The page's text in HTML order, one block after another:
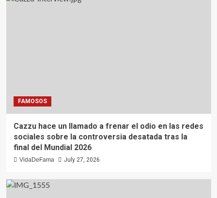
FAMOSOS
Cazzu hace un llamado a frenar el odio en las redes
sociales sobre la controversia desatada tras la
final del Mundial 2026
VidaDeFama July 27, 2026